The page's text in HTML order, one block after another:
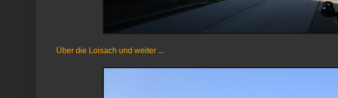
Über die Loisach und weiter ...